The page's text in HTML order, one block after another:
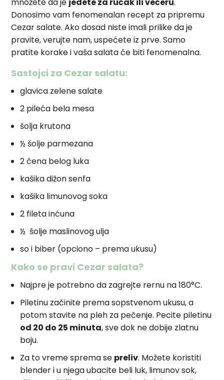
Donosimo vam fenomenalan recept za pripremu
Cezar salate. Ako dosad niste imali prilike da je
pravite, verujte nam, uspećete iz prve. Samo
pratite korake i vaša salata će biti fenomenalna.
Sastojci za Cezar salatu:
glavica zelene salate
2 pileća bela mesa
šolja krutona
½ šolje parmezana
2 čena belog luka
kašika dižon senfa
kašika limunovog soka
2 fileta inćuna
½ šolje maslinovog ulja
so i biber (opciono – prema ukusu)
Kako se pravi Cezar salata?
Najpre je potrebno da zagrejte rernu na 180°C.
Piletinu začinite prema sopstvenom ukusu, a
potom stavite na pleh za pečenje. Pecite piletinu
od 20 do 25 minuta, sve dok ne dobije zlatnu
boju.
Za to vreme sprema se preliv. Možete koristiti
blender i u njega ubacite beli luk, limunov sok,